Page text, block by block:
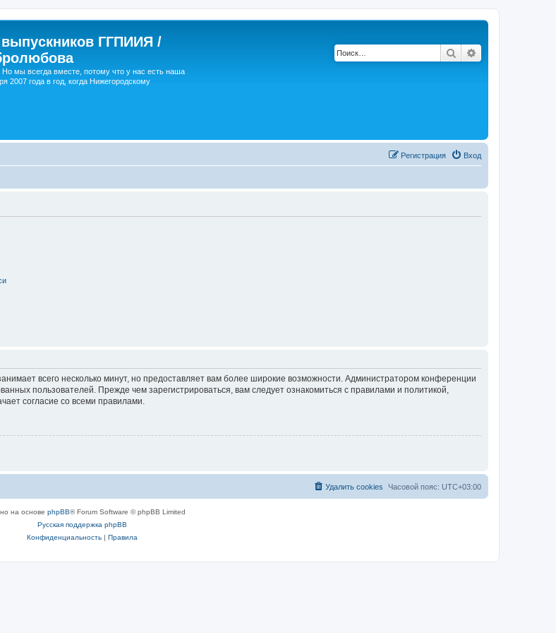
ГГПИИЯ /
мы всегда вместе, потому что у нас есть наша
2007 года в год, когда Нижегородскому
Поиск
Вход
Регистрация
всего несколько минут, но предоставляет вам более широкие возможности. Администратором конференции
пользователей. Прежде чем зарегистрироваться, вам следует ознакомиться с правилами и политикой,
согласие со всеми правилами.
Часовой пояс: UTC+03:00
Удалить cookies
на основе phpBB® Forum Software © phpBB Limited
Русская поддержка phpBB
Конфиденциальность| Правила